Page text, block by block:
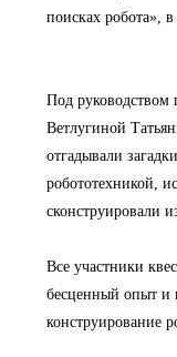
поисках робота»,
Под руководством
Ветлугиной
отгадывали
робототехникой,
сконструировали
Все участники
бесценный опыт и
конструирование